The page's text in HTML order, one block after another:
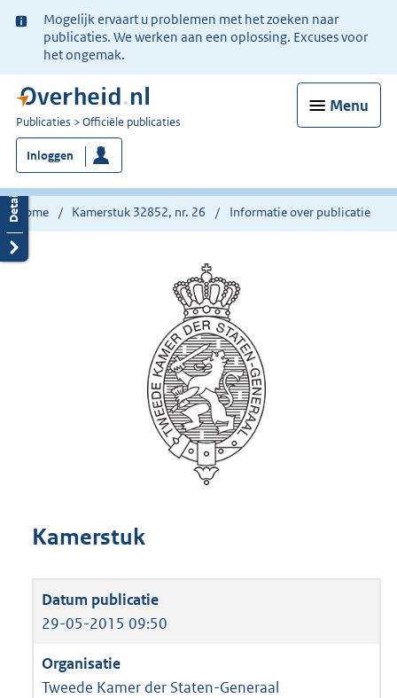
Ter
informatie:
Mogelijk ervaart u problemen met het zoeken naar
publicaties. We werken aan een oplossing. Excuses voor
het ongemak.
Menu
U
bent
nu
hier:
Publicaties Officiële publicaties
Inloggen
Home Kamerstuk 32852, nr. 26 Informatie over publicatie
Kamerstuk
29-05-2015 09:50
Tweede Kamer der Staten-Generaal